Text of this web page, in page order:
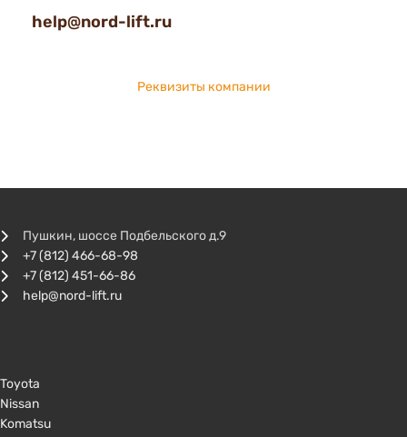
help@nord-lift.ru
Реквизиты компании
Пушкин, шоссе Подбельского д.9
+7 (812) 466-68-98
+7 (812) 451-66-86
help@nord-lift.ru
Toyota
Nissan
Komatsu